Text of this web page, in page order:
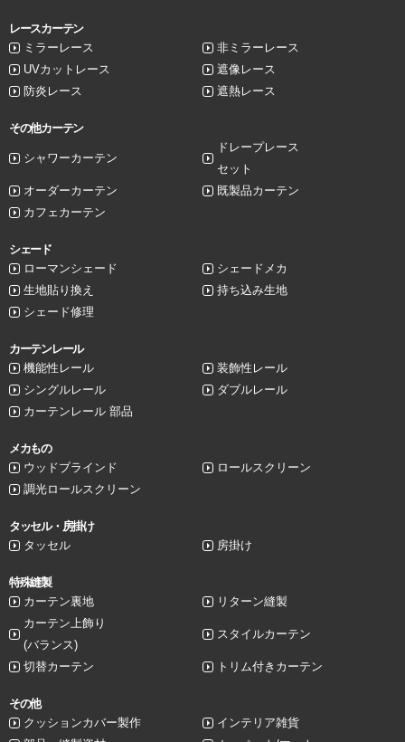
レースカーテン
ミラーレース
非ミラーレース
UVカットレース
遮像レース
防炎レース
遮熱レース
その他カーテン
シャワーカーテン
ドレープレース
セット
オーダーカーテン
既製品カーテン
カフェカーテン
シェード
ローマンシェード
シェードメカ
生地貼り換え
持ち込み生地
シェード修理
カーテンレール
機能性レール
装飾性レール
シングルレール
ダブルレール
カーテンレール 部品
メカもの
ウッドブラインド
ロールスクリーン
調光ロールスクリーン
タッセル・房掛け
タッセル
房掛け
特殊縫製
カーテン裏地
リターン縫製
カーテン上飾り
(バランス)
スタイルカーテン
切替カーテン トリム付きカーテン
その他
クッションカバー製作
インテリア雑貨